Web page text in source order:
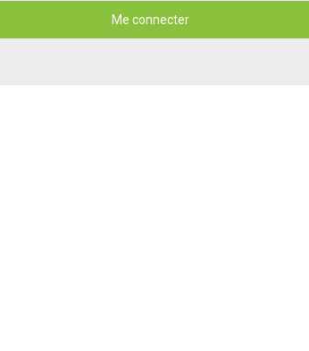
Me connecter